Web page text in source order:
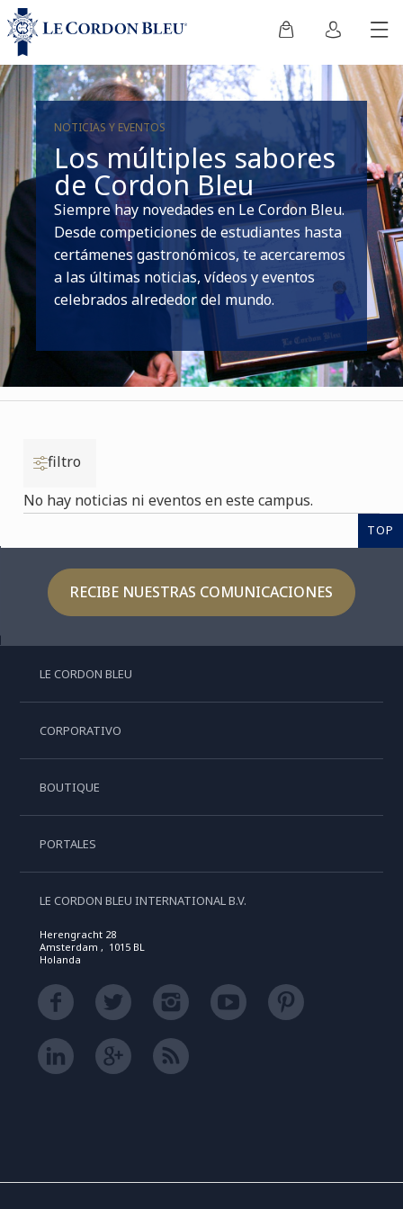
NOTICIAS Y EVENTOS
Los múltiples sabores
de Cordon Bleu
Siempre hay novedades en Le Cordon Bleu.
Desde competiciones de estudiantes hasta
certámenes gastronómicos, te acercaremos
a las últimas noticias, vídeos y eventos
celebrados alrededor del mundo.
filtro
No hay noticias ni eventos en este campus.
TOP
RECIBE NUESTRAS COMUNICACIONES
LE CORDON BLEU
CORPORATIVO
BOUTIQUE
PORTALES
LE CORDON BLEU INTERNATIONAL B.V.
Herengracht 28
Amsterdam , 1015 BL
Holanda